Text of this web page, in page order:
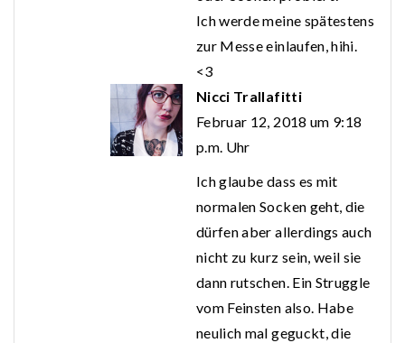
Ich werde meine spätestens
zur Messe einlaufen, hihi.
<3
Nicci Trallafitti
Februar 12, 2018 um 9:18
p.m. Uhr
Ich glaube dass es mit
normalen Socken geht, die
dürfen aber allerdings auch
nicht zu kurz sein, weil sie
dann rutschen. Ein Struggle
vom Feinsten also. Habe
neulich mal geguckt, die